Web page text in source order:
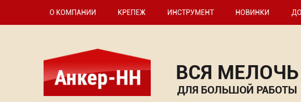
О КОМПАНИИ КРЕПЕЖ ИНСТРУМЕНТ НОВИНКИ
ВСЯ МЕЛОЧЬ
ДЛЯ БОЛЬШОЙ РАБОТЫ